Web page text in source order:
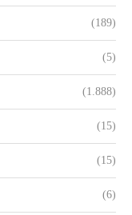
(189)
(5)
(1.888)
(15)
(15)
(6)